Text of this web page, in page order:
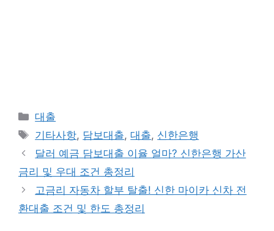
카
테
고
리
대출
태
그
기타사항, 담보대출,대출, 신한은행
달러 예금 담보대출 이율 얼마? 신한은행 가산
금리 및 우대 조건 총정리
고금리 자동차 할부 탈출! 신한 마이카 신차 전
환대출 조건 및 한도 총정리